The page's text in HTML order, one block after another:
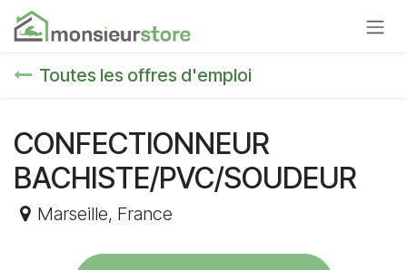
Se rendre au contenu
Toutes les offres d'emploi
CONFECTIONNEUR
BACHISTE/PVC/SOUDEUR
Marseille, France